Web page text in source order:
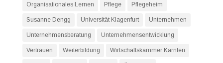
Organisationales Lernen Pflege Pflegeheim
Susanne Dengg Universität Klagenfurt Unternehmen
Unternehmensberatung Unternehmensentwicklung
Vertrauen Weiterbildung Wirtschaftskammer Kärnten